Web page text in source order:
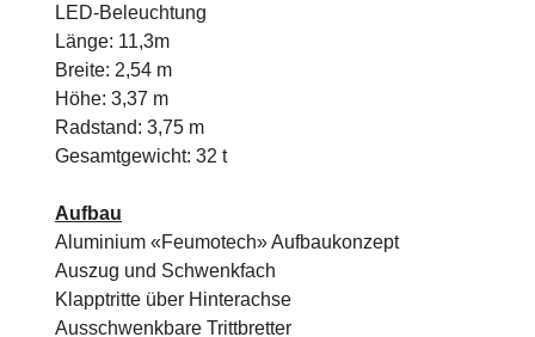
LED-Beleuchtung
Länge: 11,3m
Breite: 2,54 m
Höhe: 3,37 m
Radstand: 3,75 m
Gesamtgewicht: 32 t
Aufbau
Aluminium «Feumotech» Aufbaukonzept
Auszug und Schwenkfach
Klapptritte über Hinterachse
Ausschwenkbare Trittbretter